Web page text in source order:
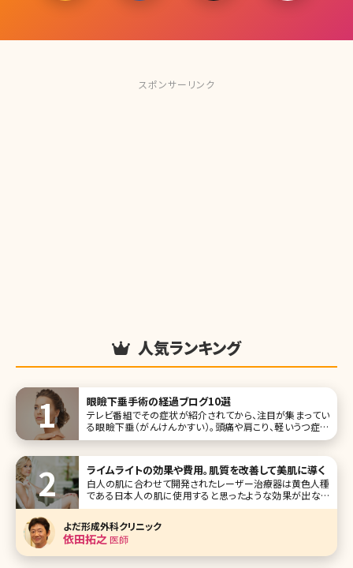
スポンサーリンク
人気ランキング
眼瞼下垂手術の経過ブログ10選
テレビ番組でその症状が紹介されてから、注目が集まってい
る眼瞼下垂（がんけんかすい）。頭痛や肩こり、軽いうつ症状
やおでこのしわまで、女性にとって気になる症状の原因にも
も言われている今、「私も眼瞼下垂なのかも?」と悩んでいる
方は多いのではないでしょう
ライムライトの効果や費用。肌質を改善して美肌に導く
白人の肌に合わせて開発されたレーザー治療器は黄色人種
である日本人の肌に使用すると思ったような効果が出ない
ことがありました。ライムライトは日本人の医師の協力の元、
開発された光治療器です。 これまでレーザーや光治療器で
は効果が弱かった
よだ形成外科クリニック
依田拓之 医師